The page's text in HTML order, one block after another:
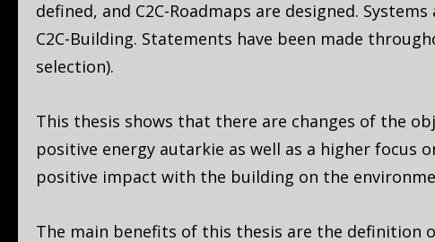
defined, and C2C-Roadmaps are designed.
C2C-Building. Statements have been made
selection).
This thesis shows that there are changes of the
positive energy autarkie as well as a higher focus
positive impact with the building on the
The main benefits of this thesis are the definition